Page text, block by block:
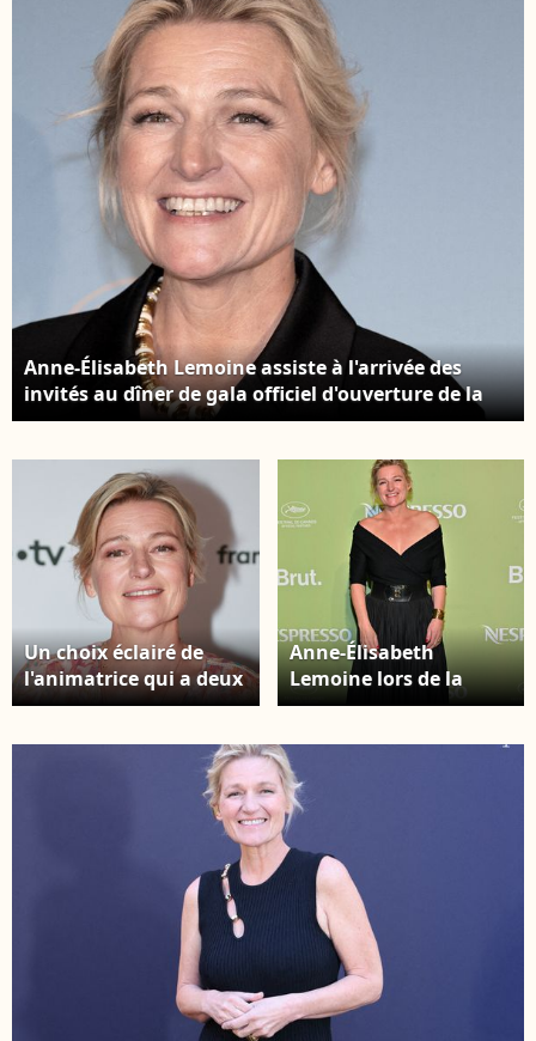
Roland-Garros, à Paris,
en France. Photo de
Franck Castel/Abaca
dans l'ombre. Anne-
Élisabeth Lemoine
assiste à la célébration
du 10e anniversaire de
Mediawan le 2 juin
2026 à Paris, en France.
Photo de Jérôme
Domine/Abaca
Anne-Élisabeth Lemoine assiste à l'arrivée des
invités au dîner de gala officiel d'ouverture de la
77e édition du Festival de Cannes, au Casino Le
Photo de David Niviere/Abaca
Un choix éclairé de
l'animatrice qui a deux
fils, de pères différents,
soucieux de cloisonner
les différentes sphères
et de ne pas "voir la
télé entrer dans sa vie
Élisabeth Lemoine
assiste à la conférence
de presse de France
Télévision le 6 juillet
2022 à Paris, en France.
Anne-Élisabeth
Lemoine lors de la
soirée Nespresso X
amont du 78e Festival
de Cannes, à Cannes,
en France, le 15 mai
2025. Photo de Julien
Reynaud/Aps-
Medias/Abaca